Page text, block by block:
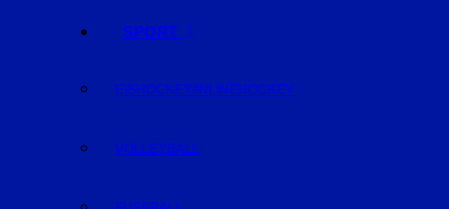
SPORT
EISHOCKEY/INLINEHOCKEY
VOLLEYBALL